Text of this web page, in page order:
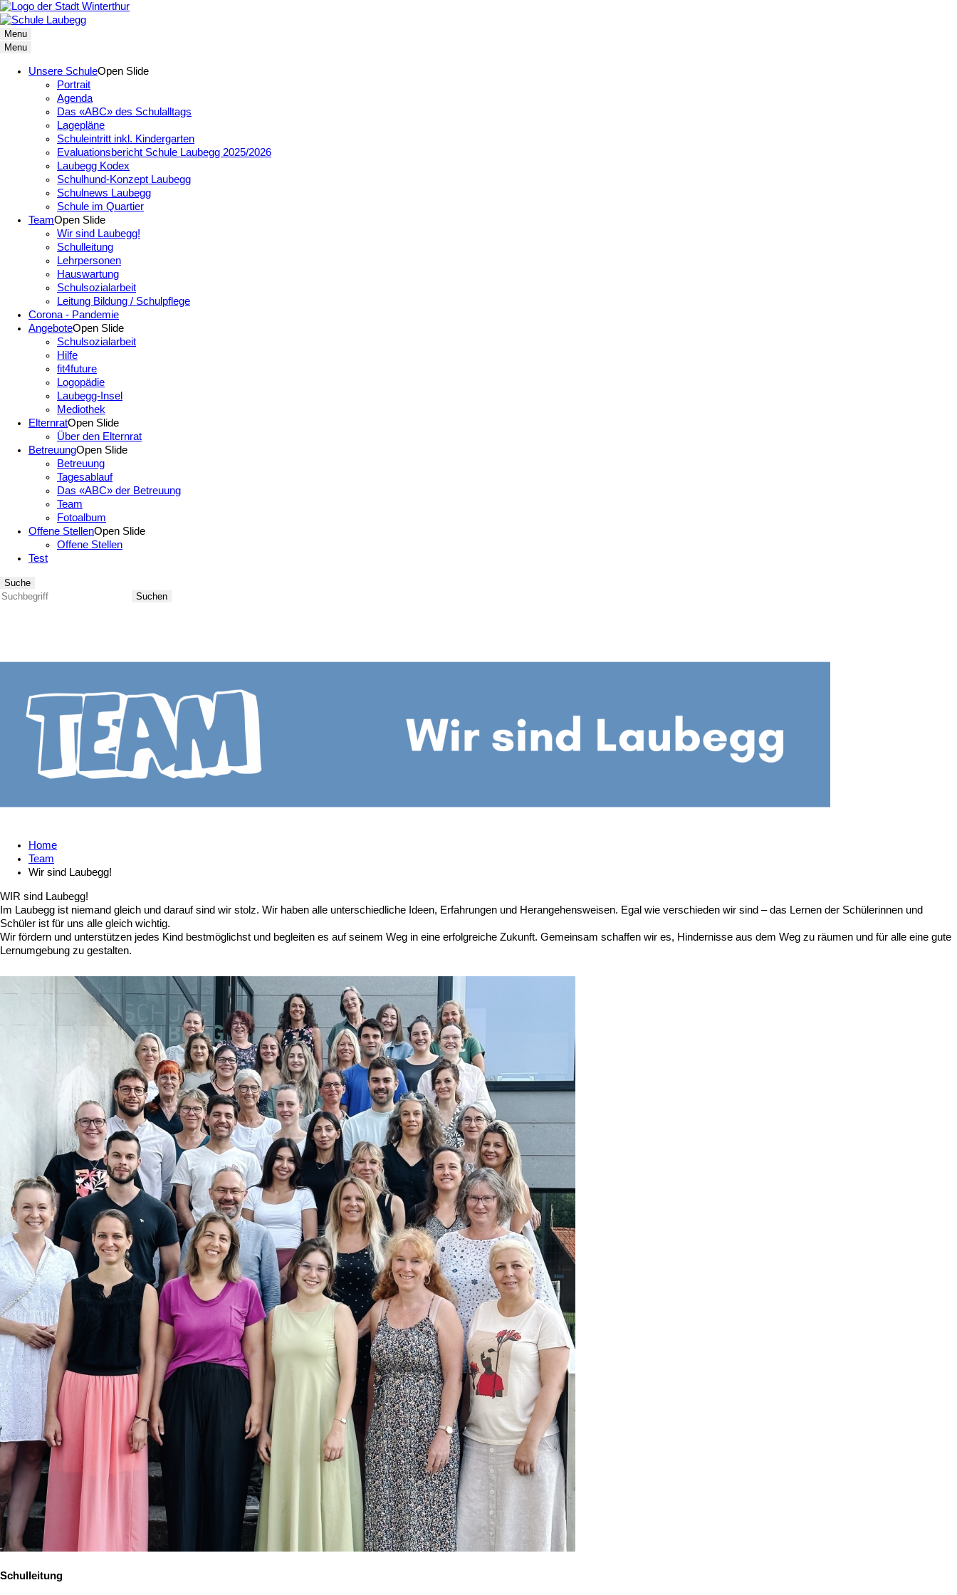
Menu
Menu
Unsere SchuleOpen Slide
Portrait
Agenda
Das «ABC» des Schulalltags
Lagepläne
Schuleintritt inkl. Kindergarten
Evaluationsbericht Schule Laubegg 2025/2026
Laubegg Kodex
Schulhund-Konzept Laubegg
Schulnews Laubegg
Schule im Quartier
TeamOpen Slide
Wir sind Laubegg!
Schulleitung
Lehrpersonen
Hauswartung
Schulsozialarbeit
Leitung Bildung / Schulpflege
Corona - Pandemie
AngeboteOpen Slide
Schulsozialarbeit
Hilfe
fit4future
Logopädie
Laubegg-Insel
Mediothek
ElternratOpen Slide
Über den Elternrat
BetreuungOpen Slide
Betreuung
Tagesablauf
Das «ABC» der Betreuung
Team
Fotoalbum
Offene StellenOpen Slide
Offene Stellen
Test
Suche
Suchen
Home
Team
Wir sind Laubegg!
WIR sind Laubegg!
Im Laubegg ist niemand gleich und darauf sind wir stolz. Wir haben alle unterschiedliche Ideen, Erfahrungen und Herangehensweisen. Egal wie verschieden wir sind – das Lernen der Schülerinnen und
Schüler ist für uns alle gleich wichtig.
Wir fördern und unterstützen jedes Kind bestmöglichst und begleiten es auf seinem Weg in eine erfolgreiche Zukunft. Gemeinsam schaffen wir es, Hindernisse aus dem Weg zu räumen und für alle eine gute
Lernumgebung zu gestalten.
Schulleitung